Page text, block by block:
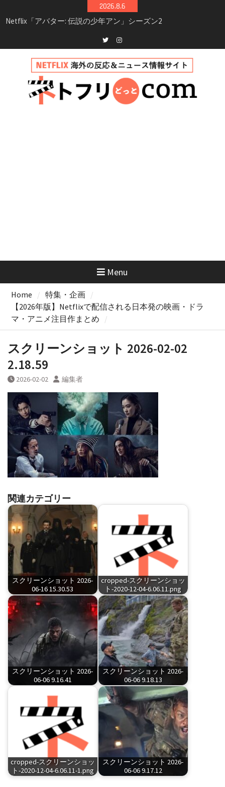
to
2026.8.6
シーズン3最新情報
Netflix映画「ボイスメールで恋をして」キャス
イッチ主演ロマコメ
新決定！2027年撮影開始へ
兄弟大騒動のコメディ映画「リトル・ブラザ
ー」がNetflixで配信！─キャスト・あらすじ・
見どころまとめ
Twitterinstagram
Menu
Home
特集・企画
【2026年版】Netflixで配信される日本発の映画・ドラ
マ・アニメ注目作まとめ
スクリーンショット 2026-02-02
2.18.59
2026-02-02 編集者
関連カテゴリー
スクリーンショット 2026-
06-16 15.30.53
cropped-スクリーンショッ
ト-2020-12-04-6.06.11.png
スクリーンショット 2026-
06-06 9.16.41
スクリーンショット 2026-
06-06 9.18.13
cropped-スクリーンショッ
ト-2020-12-04-6.06.11-1.png
スクリーンショット 2026-
06-06 9.17.12